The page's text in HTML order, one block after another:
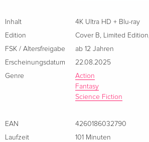
Inhalt
4K Ultra HD + Blu-ray
Edition
Cover B, Limited Edition
FSK / Altersfreigabe
ab 12 Jahren
Erscheinungsdatum
22.08.2025
Genre
Action
Fantasy
Science Fiction
EAN
4260186032790
Laufzeit
101 Minuten